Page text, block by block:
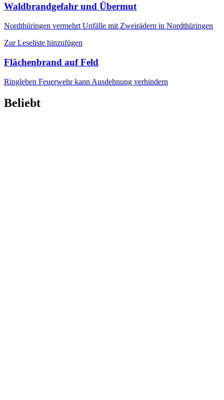
Waldbrandgefahr und Übermut
Nordthüringen vermehrt Unfälle mit Zweirädern in Nordthüringen
Zur Leseliste hinzufügen
Flächenbrand auf Feld
Ringleben Feuerwehr kann Ausdehnung verhindern
Beliebt